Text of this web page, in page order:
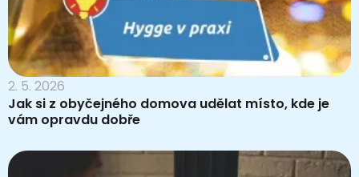
2. 5. 2026
Jak si z obyčejného domova udělat místo, kde je
vám opravdu dobře